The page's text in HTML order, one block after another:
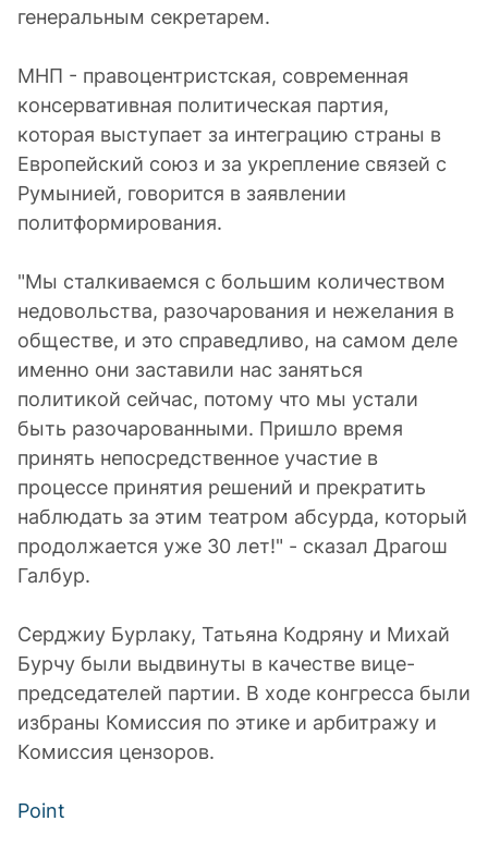
генеральным секретарем.
МНП - правоцентристская, современная
консервативная политическая партия,
которая выступает за интеграцию страны в
Европейский союз и за укрепление связей с
Румынией, говорится в заявлении
политформирования.
"Мы сталкиваемся с большим количеством
недовольства, разочарования и нежелания в
обществе, и это справедливо, на самом деле
именно они заставили нас заняться
политикой сейчас, потому что мы устали
быть разочарованными. Пришло время
принять непосредственное участие в
процессе принятия решений и прекратить
наблюдать за этим театром абсурда, который
продолжается уже 30 лет!" - сказал Драгош
Галбур.
Серджиу Бурлаку, Татьяна Кодряну и Михай
Бурчу были выдвинуты в качестве вице-
председателей партии. В ходе конгресса были
избраны Комиссия по этике и арбитражу и
Комиссия цензоров.
Point